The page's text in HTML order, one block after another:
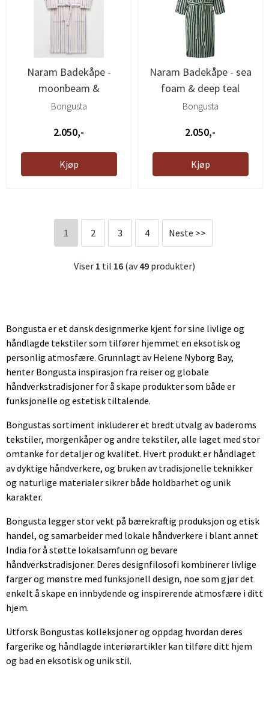
Naram Badekåpe -
moonbeam &
ultramarine
Bongusta
2.050,-
Kjøp
Naram Badekåpe - sea
foam & deep teal
Bongusta
2.050,-
Kjøp
1 2 3 4 Neste >>
Viser 1 til 16 (av49 produkter)
Bongusta er et dansk designmerke kjent for sine livlige og
håndlagde tekstiler som tilfører hjemmet en eksotisk og
personlig atmosfære. Grunnlagt av Helene Nyborg Bay,
henter Bongusta inspirasjon fra reiser og globale
håndverkstradisjoner for å skape produkter som både er
funksjonelle og estetisk tiltalende.
Bongustas sortiment inkluderer et bredt utvalg av baderoms
tekstiler, morgenkåper og andre tekstiler, alle laget med stor
omtanke for detaljer og kvalitet. Hvert produkt er håndlaget
av dyktige håndverkere, og bruken av tradisjonelle teknikker
og naturlige materialer sikrer både holdbarhet og unik
karakter.
Bongusta legger stor vekt på bærekraftig produksjon og etisk
handel, og samarbeider med lokale håndverkere i blant annet
India for å støtte lokalsamfunn og bevare
håndverkstradisjoner. Deres designfilosofi kombinerer livlige
farger og mønstre med funksjonell design, noe som gjør det
enkelt å skape en innbydende og inspirerende atmosfære i ditt
hjem.
Utforsk Bongustas kolleksjoner og oppdag hvordan deres
fargerike og håndlagde interiørartikler kan tilføre ditt hjem
og bad en eksotisk og unik stil.